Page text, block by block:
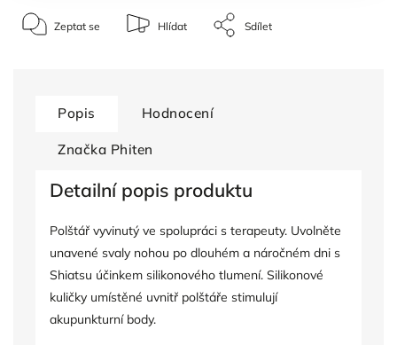
Zeptat se Hlídat Sdílet
Popis Hodnocení
Značka Phiten
Detailní popis produktu
Polštář vyvinutý ve spolupráci s terapeuty. Uvolněte
unavené svaly nohou po dlouhém a náročném dni s
Shiatsu účinkem silikonového tlumení. Silikonové
kuličky umístěné uvnitř polštáře stimulují
akupunkturní body.